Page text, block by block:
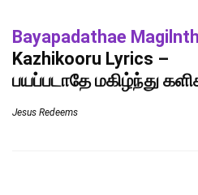
Bayapadathae
Kazhikooru Lyrics –
பயப்படாதே மகிழ்ந்து
Jesus Redeems